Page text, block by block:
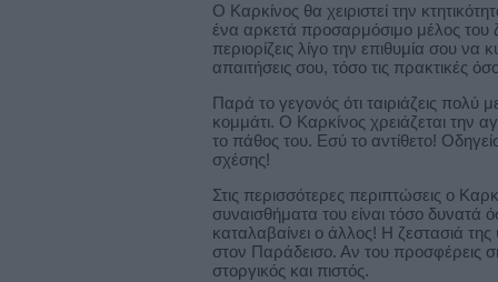
Ο Καρκίνος θα χειριστεί την
ένα αρκετά προσαρμόσιμο μέλος του
περιορίζεις λίγο την επιθυμία σου να
απαιτήσεις σου, τόσο τις πρακτικές
Παρά το γεγονός ότι ταιριάζεις
κομμάτι. Ο Καρκίνος χρειάζεται την
το πάθος του. Εσύ το αντίθετο!
σχέσης!
Στις περισσότερες περιπτώσεις ο
συναισθήματα του είναι τόσο δυνατά
καταλαβαίνει ο άλλος! Η ζεστασιά της
στον Παράδεισο. Αν του προσφέρεις
στοργικός και πιστός.